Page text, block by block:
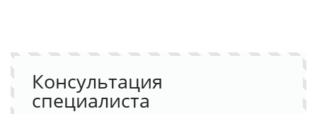
Консультация
специалиста